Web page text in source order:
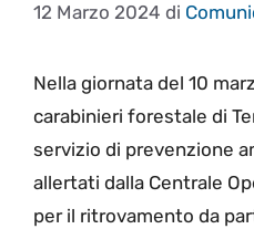
12 Marzo 2024 di
Nella giornata del 10
carabinieri forestale di
servizio di prevenzione
allertati dalla Centrale
per il ritrovamento da